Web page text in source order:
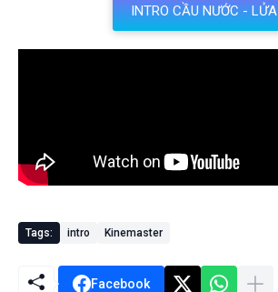
INTRO CẦU NƯỚC - LỬA
Tags: intro Kinemaster
Facebook